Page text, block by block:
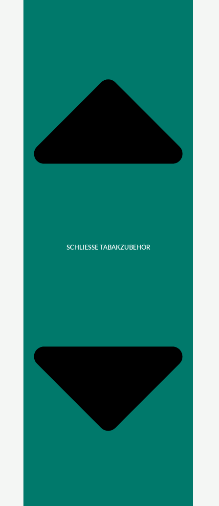
SCHLIESSE TABAKZUBEHÖR